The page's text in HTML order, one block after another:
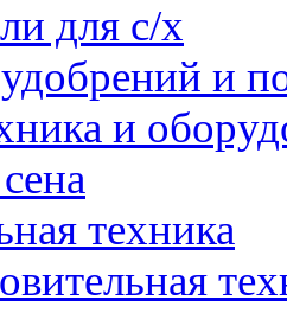
для с/х
и
и
техника